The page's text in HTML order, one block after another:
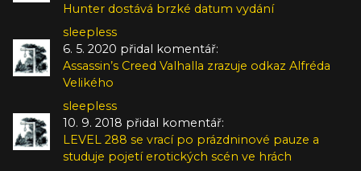
Hunter dostává brzké datum vydání
sleepless
6. 5. 2020 přidal komentář:
Assassin’s Creed Valhalla zrazuje odkaz Alfréda
Velikého
sleepless
10. 9. 2018 přidal komentář:
LEVEL 288 se vrací po prázdninové pauze a
studuje pojetí erotických scén ve hrách